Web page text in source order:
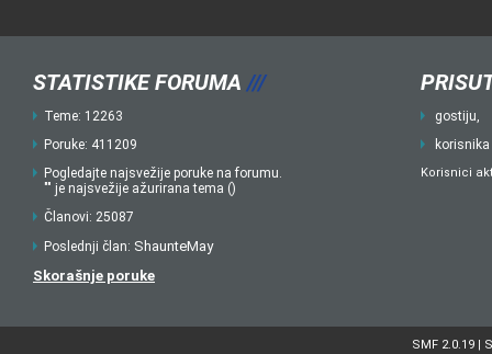
STATISTIKE FORUMA ///
Teme: 12263
Poruke: 411209
Pogledajte najsvežije poruke na forumu.
"" je najsvežije ažurirana tema ()
Članovi: 25087
Poslednji član: ShaunteMay
Skorašnje poruke
gostiju,
korisnika
Korisnici
SMF 2.0.19|